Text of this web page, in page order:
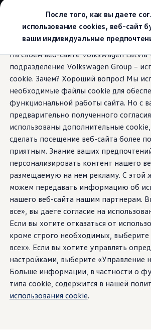
После того, как вы даете
использование cookies, веб-сайт
ваши индивидуальные
На своем веб-сайте Volkswagen Latvia
подразделение Volkswagen Group –
cookie. Зачем? Хороший вопрос! Мы
необходимые файлы cookie для
функциональной работы сайта. Но с
предварительно полученного
использованы дополнительные
сделать посещение веб-сайта более
приятным. Знание ваших
персонализировать контент нашего
размещаемую на нем рекламу. С этой
можем передавать информацию об
нашего веб-сайта нашим партнерам.
все», вы даете согласие на
Если вы хотите отказаться от
кроме строго необходимых, выберите
всех». Если вы хотите управлять
настройками, выберите «Управление
Больше информации, в частности о
типа cookie, содержится в нашей
использования cookie.
основному
содержанию
нижнему
колонтитулу
Выбери свой Volkswagen
Модельный ряд
Новый ID.Cross
Открой для себя семейство
Предложения и услуги
Юбилейное предложение
Автомобильный онлайн-
Обмен автомобилей
Лизинг Volkswagen
Гарантия
Бесплатная регистрация для
Взаимодействие в сети простыми
VW Connect
Активация
Все службы
VW Connect для Вашего ID.
Обновления (Upgrades)
Car-Net
App-Connect
Fleet Interface Data
O Volkswagen
Получи больше
Владельцы и услуги
Сервис и запчасти
Преимущества
Техобслуживание
Ремонт и проверки
Моторное масло и
Колеса и шины
Помощь при авариях и
Обслуживание
Аксессуары
Дизайн-пакеты
Меньше
Больше ID.